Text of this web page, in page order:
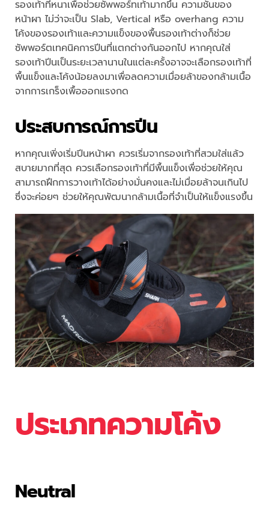
รองเท้าที่หนาเพื่อช่วยซัพพอร์ทเท้ามากขึ้น ความชันของ
หน้าผา ไม่ว่าจะเป็น Slab, Vertical หรือ overhang ความ
โค้งของรองเท้าและความแข็งของพื้นรองเท้าต่างก็ช่วย
ซัพพอร์ตเทคนิคการปีนที่แตกต่างกันออกไป หากคุณใส่
รองเท้าปีนเป็นระยะเวลานานในแต่ละครั้งอาจจะเลือกรองเท้าที่
พื้นแข็งและโค้งน้อยลงมาเพื่อลดความเมื่อยล้าของกล้ามเนื้อ
จากการเกร็งเพื้อออกแรงกด
ประสบการณ์การปีน
หากคุณเพิ่งเริ่มปีนหน้าผา ควรเริ่มจากรองเท้าที่สวมใส่แล้ว
สบายมากที่สุด ควรเลือกรองเท้าที่มีพื้นแข็งเพื่อช่วยให้คุณ
สามารถฝึกการวางเท้าได้อย่างมั่นคงและไม่เมื่อยล้าจนเกินไป
ซึ่งจะค่อยๆ ช่วยให้คุณพัฒนากล้ามเนื้อที่จำเป็นให้แข็งแรงขึ้น
ประเภทความโค้ง
Neutral